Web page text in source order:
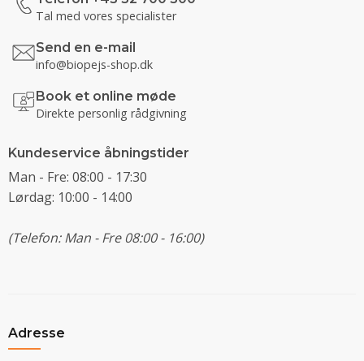
Tal med vores specialister
Send en e-mail
info@biopejs-shop.dk
Book et online møde
Direkte personlig rådgivning
Kundeservice åbningstider
Man - Fre: 08:00 - 17:30
Lørdag: 10:00 - 14:00
(Telefon: Man - Fre 08:00 - 16:00)
Adresse